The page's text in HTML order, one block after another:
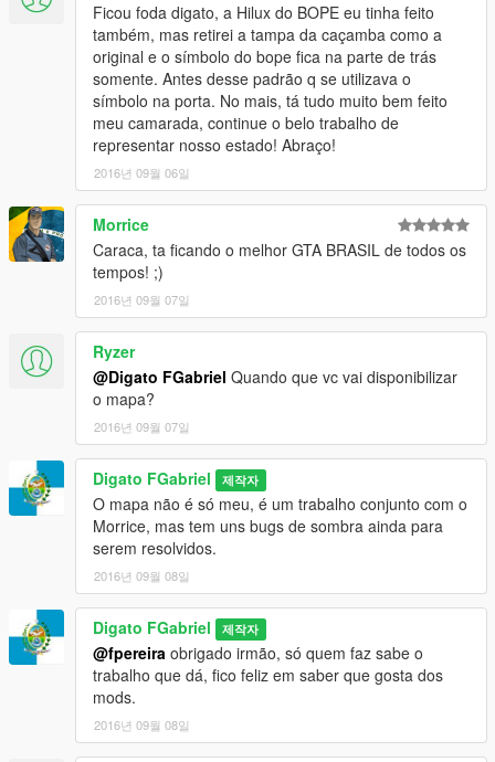
Ficou foda digato, a Hilux do BOPE eu tinha feito
também, mas retirei a tampa da caçamba como a
original e o símbolo do bope fica na parte de trás
somente. Antes desse padrão q se utilizava o
símbolo na porta. No mais, tá tudo muito bem feito
meu camarada, continue o belo trabalho de
representar nosso estado! Abraço!
2016년 09월 06일
Morrice
Caraca, ta ficando o melhor GTA BRASIL de todos os
tempos! ;)
2016년 09월 07일
Ryzer
@Digato FGabriel Quando que vc vai disponibilizar
o mapa?
2016년 09월 07일
Digato FGabriel 제작자
O mapa não é só meu, é um trabalho conjunto com o
Morrice, mas tem uns bugs de sombra ainda para
serem resolvidos.
2016년 09월 08일
Digato FGabriel 제작자
@fpereira obrigado irmão, só quem faz sabe o
trabalho que dá, fico feliz em saber que gosta dos
mods.
2016년 09월 08일